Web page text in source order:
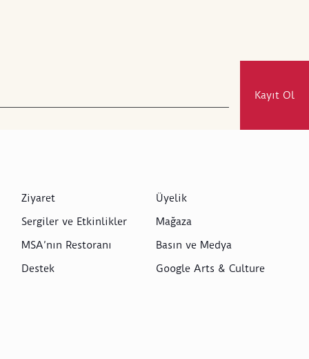
Kayıt Ol
Ziyaret
Sergiler ve Etkinlikler
MSA’nın Restoranı
Destek
Üyelik
Mağaza
Basın ve Medya
Google Arts & Culture